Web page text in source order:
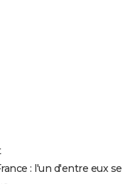
: l'un d'entre eux se